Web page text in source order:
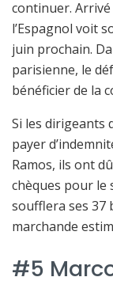
continuer. Arrivé
l’Espagnol voit
juin prochain.
parisienne, le
bénéficier de la
Si les dirigeants
payer
Ramos, ils ont
chèques pour le
soufflera ses 37
marchande
#5